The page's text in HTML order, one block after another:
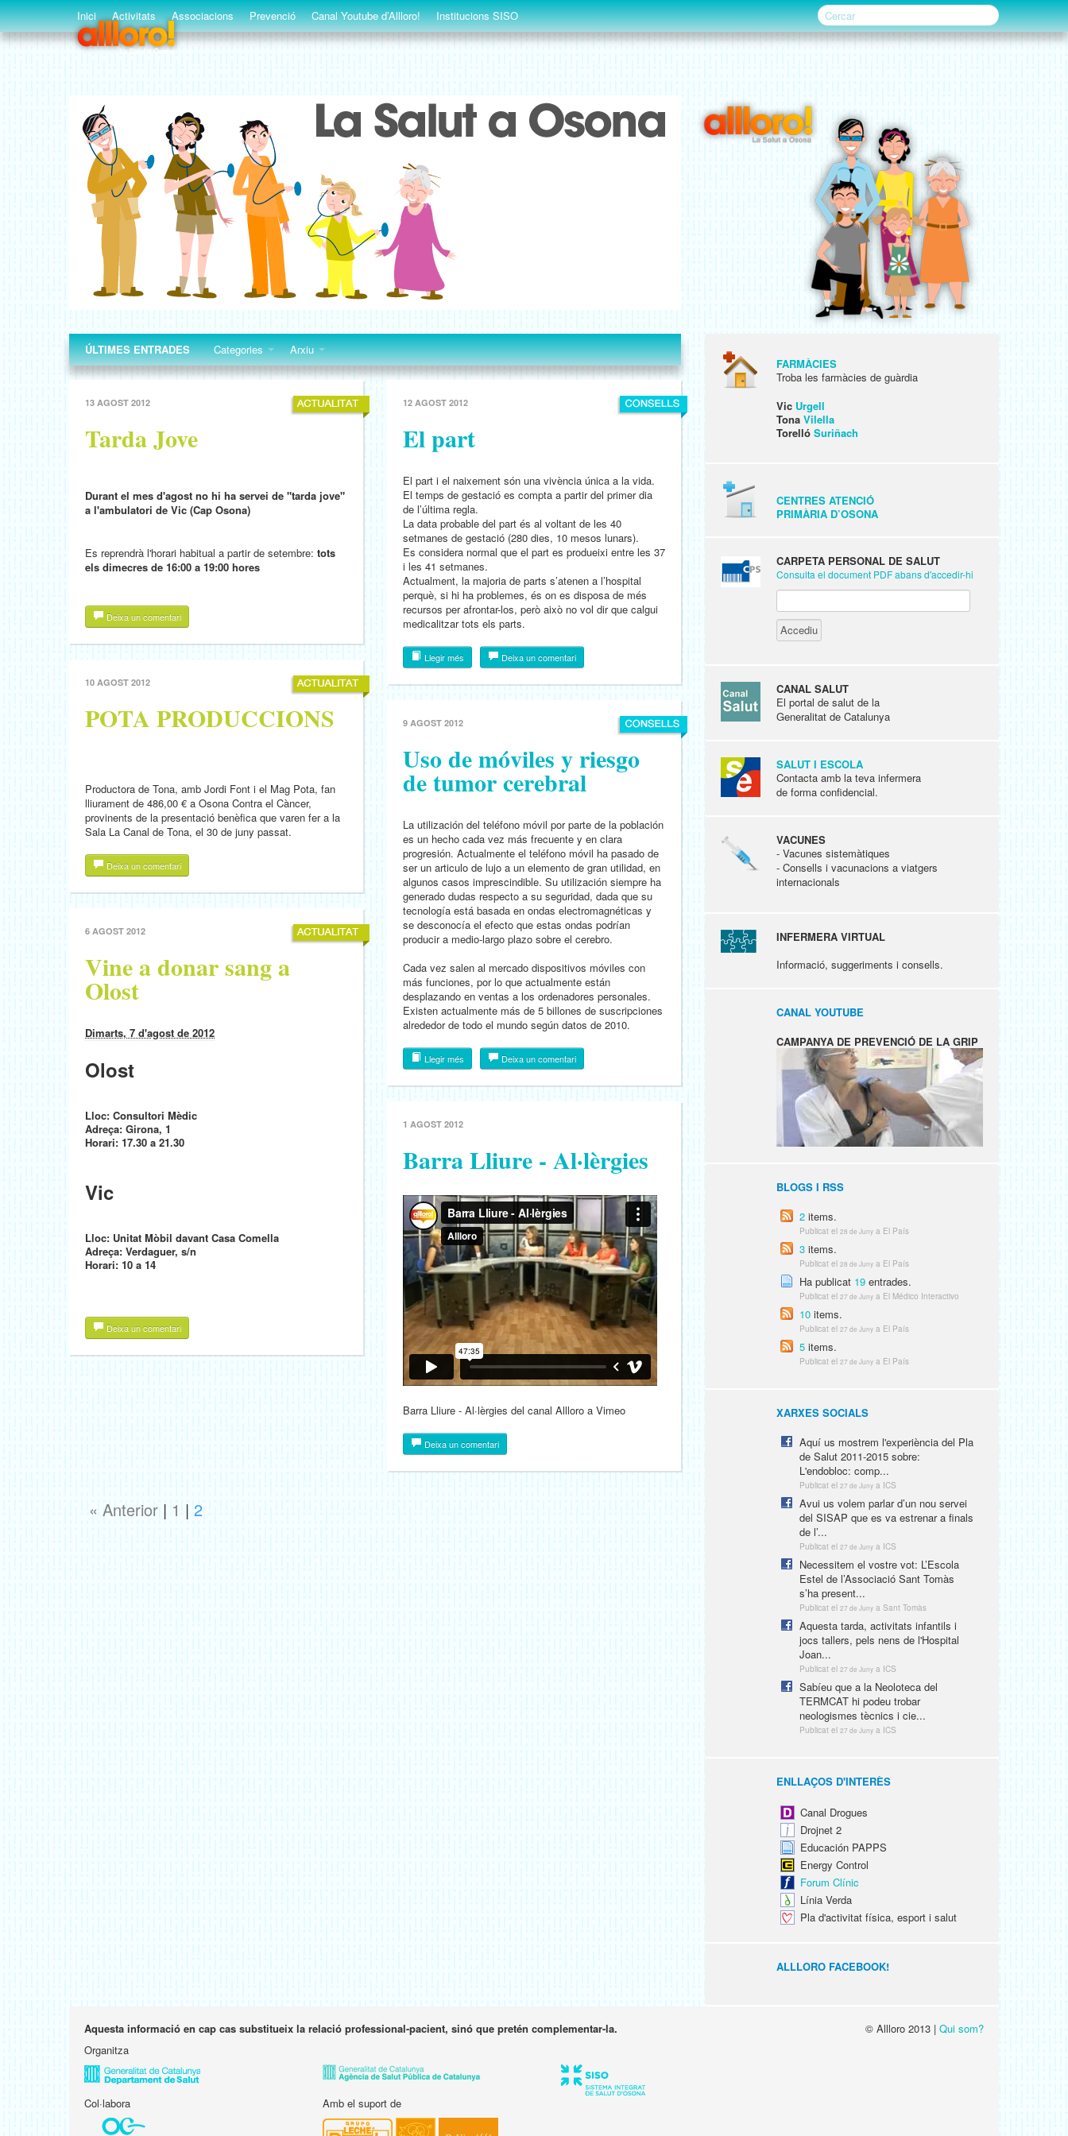
Inici Activitats Associacions Prevenció Canal Youtube d’Allloro! Institucions SISO
ÚLTIMES ENTRADES Categories Arxiu
13 AGOST 2012
Tarda Jove
Durant el mes d'agost no hi ha servei de "tarda jove"
a l'ambulatori de Vic (Cap Osona)
Es reprendrà l'horari habitual a partir de setembre: tots
els dimecres de 16:00 a 19:00 hores
Deixa un comentari
10 AGOST 2012
POTA PRODUCCIONS
Productora de Tona, amb Jordi Font i el Mag Pota, fan
lliurament de 486,00 € a Osona Contra el Càncer,
provinents de la presentació benèfica que varen fer a la
Sala La Canal de Tona, el 30 de juny passat.
Deixa un comentari
6 AGOST 2012
Vine a donar sang a
Olost
Dimarts, 7 d'agost de 2012
Olost
Lloc: Consultori Mèdic
Adreça: Girona, 1
Horari: 17.30 a 21.30
Vic
Lloc: Unitat Mòbil davant Casa Comella
Adreça: Verdaguer, s/n
Horari: 10 a 14
Deixa un comentari
12 AGOST 2012
El part
El part i el naixement són una vivència única a la vida.
El temps de gestació es compta a partir del primer dia
de l’última regla.
La data probable del part és al voltant de les 40
setmanes de gestació (280 dies, 10 mesos lunars).
Es considera normal que el part es produeixi entre les 37
i les 41 setmanes.
Actualment, la majoria de parts s’atenen a l’hospital
perquè, si hi ha problemes, és on es disposa de més
recursos per afrontar-los, però això no vol dir que calgui
medicalitzar tots els parts.
Llegir més Deixa un comentari
9 AGOST 2012
Uso de móviles y riesgo
de tumor cerebral
La utilización del teléfono móvil por parte de la población
es un hecho cada vez más frecuente y en clara
progresión. Actualmente el teléfono móvil ha pasado de
ser un articulo de lujo a un elemento de gran utilidad, en
algunos casos imprescindible. Su utilización siempre ha
generado dudas respecto a su seguridad, dada que su
tecnología está basada en ondas electromagnéticas y
se desconocía el efecto que estas ondas podrían
producir a medio-largo plazo sobre el cerebro.
Cada vez salen al mercado dispositivos móviles con
más funciones, por lo que actualmente están
desplazando en ventas a los ordenadores personales.
Existen actualmente más de 5 billones de suscripciones
alrededor de todo el mundo según datos de 2010.
Llegir més Deixa un comentari
1 AGOST 2012
Barra Lliure - Al·lèrgies
Barra Lliure - Al·lèrgies del canal Allloro a Vimeo
Deixa un comentari
« Anterior | 1 | 2
FARMÀCIES
Troba les farmàcies de guàrdia
Vic Urgell
Tona Vilella
Torelló Suriñach
CENTRES ATENCIÓ
PRIMÀRIA D’OSONA
CARPETA PERSONAL DE SALUT
Consulta el document PDF abans d'accedir-hi
CANAL SALUT
El portal de salut de la
Generalitat de Catalunya
SALUT I ESCOLA
Contacta amb la teva infermera
de forma confidencial.
VACUNES
- Vacunes sistemàtiques
- Consells i vacunacions a viatgers
internacionals
INFERMERA VIRTUAL
Informació, suggeriments i consells.
CANAL YOUTUBE
CAMPANYA DE PREVENCIÓ DE LA GRIP
BLOGS I RSS
2 items.
Publicat el 28 de Juny a El País
3 items.
Publicat el 28 de Juny a El País
Ha publicat 19 entrades.
Publicat el 27 de Juny a El Médico Interactivo
10 items.
Publicat el 27 de Juny a El País
5 items.
Publicat el 27 de Juny a El País
XARXES SOCIALS
Aquí us mostrem l'experiència del Pla
de Salut 2011-2015 sobre:
L'endobloc: comp...
Publicat el 27 de Juny a ICS
Avui us volem parlar d’un nou servei
del SISAP que es va estrenar a finals
de l’...
Publicat el 27 de Juny a ICS
Necessitem el vostre vot: L’Escola
Estel de l’Associació Sant Tomàs
s’ha present...
Publicat el 27 de Juny a Sant Tomàs
Aquesta tarda, activitats infantils i
jocs tallers, pels nens de l'Hospital
Joan...
Publicat el 27 de Juny a ICS
Sabíeu que a la Neoloteca del
TERMCAT hi podeu trobar
neologismes tècnics i cie...
Publicat el 27 de Juny a ICS
ENLLAÇOS D'INTERÈS
Canal Drogues
Drojnet 2
Educación PAPPS
Energy Control
Forum Clínic
Línia Verda
Pla d'activitat física, esport i salut
ALLLORO FACEBOOK!
Aquesta informació en cap cas substitueix la relació professional-pacient, sinó que pretén complementar-la. © Allloro 2013 | Qui som?
Organitza
Col·labora Amb el suport de